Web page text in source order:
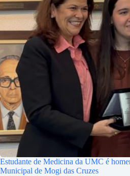
Estudante de Medicina da UMC é
Municipal de Mogi das Cruzes